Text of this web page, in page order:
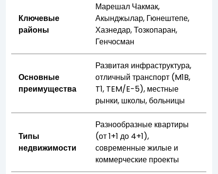
Ключевые
районы
Марешал Чакмак,
Акынджылар, Гюнештепе,
Хазнедар, Тозкопаран,
Генчосман
Основные
преимущества
Развитая инфраструктура,
отличный транспорт (M1B,
T1, TEM/E-5), местные
рынки, школы, больницы
Типы
недвижимости
Разнообразные квартиры
(от 1+1 до 4+1),
современные жилые и
коммерческие проекты